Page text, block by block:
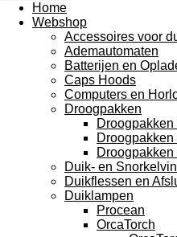
Home
Webshop
Accessoires voor
Ademautomaten
Batterijen en
Caps Hoods
Computers en
Droogpakken
Droogpakken
Droogpakken
Duik- en
Duikflessen en
Duiklampen
Procean
OrcaTorch